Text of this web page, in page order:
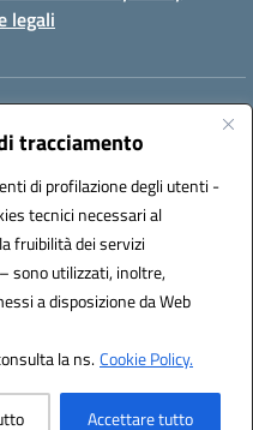
tracciamento
di profilazione degli utenti -
tecnici necessari al
fruibilità dei servizi
sono utilizzati, inoltre,
a disposizione da Web
la ns.Cookie Policy.
Accettare tutto
legali
3D Solution S.r.l.
Designers Italia